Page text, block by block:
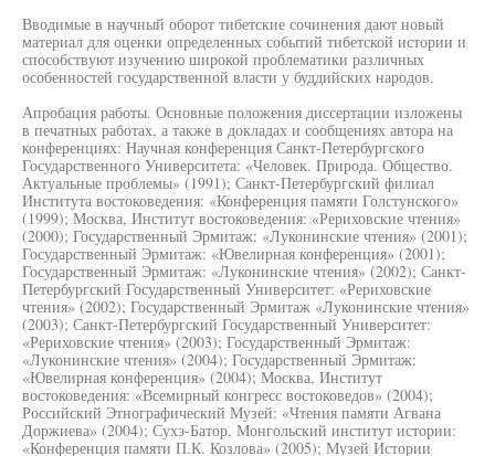
Вводимые в научный оборот тибетские сочинения дают новый
материал для оценки определенных событий тибетской истории и
способствуют изучению широкой проблематики различных
особенностей государственной власти у буддийских народов.
Апробация работы. Основные положения диссертации изложены
в печатных работах, а также в докладах и сообщениях автора на
конференциях: Научная конференция Санкт-Петербургского
Государственного Университета: «Человек. Природа. Общество.
Актуальные проблемы» (1991); Санкт-Петербургский филиал
Института востоковедения: «Конференция памяти Голстунского»
(1999); Москва, Институт востоковедения: «Рериховские чтения»
(2000); Государственный Эрмитаж: «Луконинские чтения» (2001);
Государственный Эрмитаж: «Ювелирная конференция» (2001);
Государственный Эрмитаж: «Луконинские чтения» (2002); Санкт-
Петербургский Государственный Университет: «Рериховские
чтения» (2002); Государственный Эрмитаж «Луконинские чтения»
(2003); Санкт-Петербургский Государственный Университет:
«Рериховские чтения» (2003); Государственный Эрмитаж:
«Луконинские чтения» (2004); Государственный Эрмитаж:
«Ювелирная конференция» (2004); Москва, Институт
востоковедения: «Всемирный конгресс востоковедов» (2004);
Российский Этнографический Музей: «Чтения памяти Агвана
Доржиева» (2004); Сухэ-Батор, Монгольский институт истории:
«Конференция памяти П.К. Козлова» (2005); Музей Истории